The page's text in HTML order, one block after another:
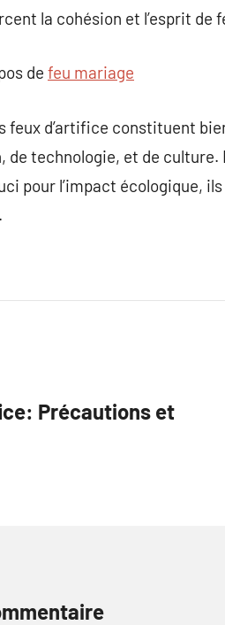
la cohésion et l’esprit de
de feu mariage
feux d’artifice constituent
de technologie, et de
pour l’impact écologique,
Précautions et